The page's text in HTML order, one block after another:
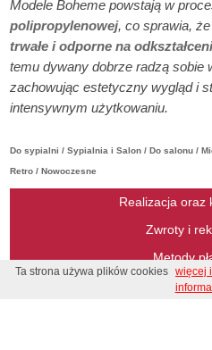
Modele Boheme powstają w
polipropylenowej, co sprawia,
trwałe i odporne na
temu dywany dobrze radzą sobie
zachowując estetyczny wygląd i
intensywnym użytkowaniu.
Do sypialni / Sypialnia i Salon / Do salonu /
Retro / Nowoczesne
Realizacja oraz
Zwroty i
Metody
Ta strona używa plików cookies więcej